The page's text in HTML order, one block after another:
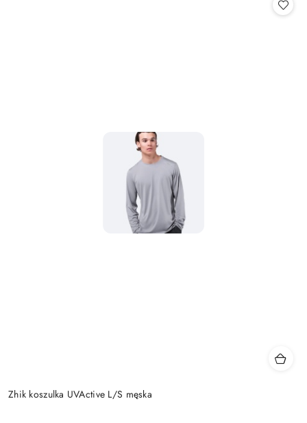
Zhik koszulka UVActive L/S męska